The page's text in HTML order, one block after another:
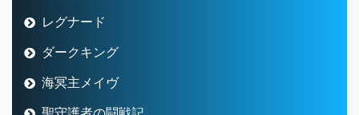
レグナード
ダークキング
海冥主メイヴ